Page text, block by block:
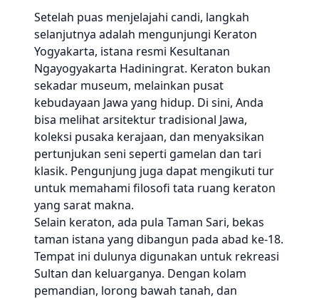
Setelah puas menjelajahi candi, langkah
selanjutnya adalah mengunjungi Keraton
Yogyakarta, istana resmi Kesultanan
Ngayogyakarta Hadiningrat. Keraton bukan
sekadar museum, melainkan pusat
kebudayaan Jawa yang hidup. Di sini, Anda
bisa melihat arsitektur tradisional Jawa,
koleksi pusaka kerajaan, dan menyaksikan
pertunjukan seni seperti gamelan dan tari
klasik. Pengunjung juga dapat mengikuti tur
untuk memahami filosofi tata ruang keraton
yang sarat makna.
Selain keraton, ada pula Taman Sari, bekas
taman istana yang dibangun pada abad ke-18.
Tempat ini dulunya digunakan untuk rekreasi
Sultan dan keluarganya. Dengan kolam
pemandian, lorong bawah tanah, dan